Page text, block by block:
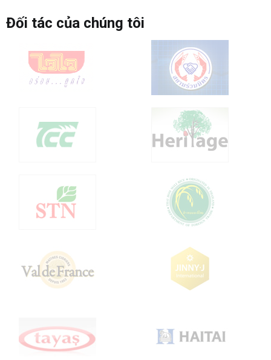
Đối tác của chúng tôi